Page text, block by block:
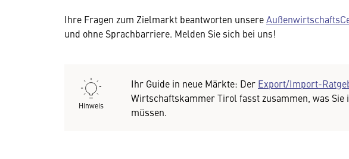
Ihre Fragen zum Zielmarkt beantworten unsere
und ohne Sprachbarriere. Melden Sie sich bei uns!
Hinweis
Ihr Guide in neue Märkte: Der Export/Import-
Wirtschaftskammer Tirol fasst zusammen, was Sie
müssen.